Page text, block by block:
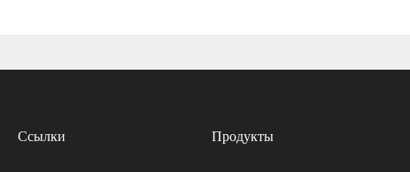
Ссылки Продукты